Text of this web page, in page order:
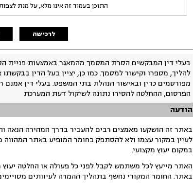
התוכן בעמוד זה אינו מלא, על מנת
לרכישה
בעלי דין המבקשים הסרת המסמך מהמאגר באמצעות פניית
להליך, מספרו וקישור למסמך. כמו כן, יציין בעל הדין
מפורסמים כדין ובאישור הנהלת בתי המשפט. בעלי דין
הפרסום, ההחלטה להסירו נתונה לשיקול דעת המערכת
הודעה
באתר זה הושקעו מאמצים רבים להעביר בדרך המהירה הנאה
לעיין במקור עצמו ולא להסתפק בחומר המופיע באתר המהווה
במקום יעוץ מקצועי.
האתר מייעץ לכל משתמש לקבל לפני כל פעולה או החלטה יעוץ
באתר. החומר המקורי נחשף בתהליך ההמרה לעיוותים